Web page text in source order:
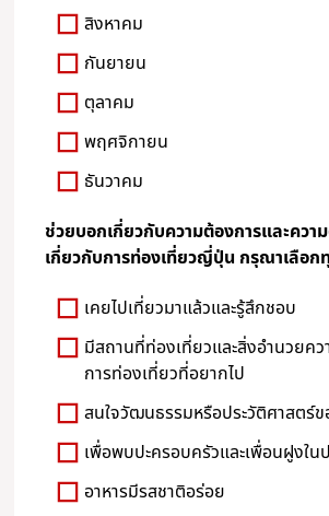
สิงหาคม
กันยายน
ตุลาคม
พฤศจิกายน
ธันวาคม
ช่วยบอกเกี่ยวกับความต้องการและควา
เกี่ยวกับการท่องเที่ยวญี่ปุ่น กรุณาเลือก
เคยไปเที่ยวมาแล้วและรู้สึกชอบ
มีสถานที่ท่องเที่ยวและสิ่งอำนวยค
การท่องเที่ยวที่อยากไป
สนใจวัฒนธรรมหรือประวัติศาสตร์
เพื่อพบปะครอบครัวและเพื่อนฝูงใ
อาหารมีรสชาติอร่อย